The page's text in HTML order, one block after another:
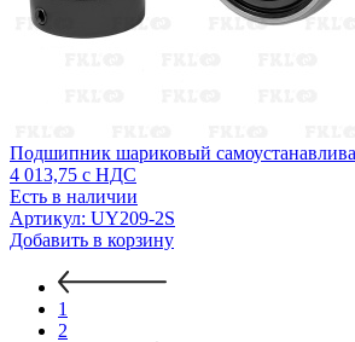
Подшипник шариковый
4 013,75 с НДС
Есть в наличии
Артикул: UY209-2S
Добавить в корзину
1
2